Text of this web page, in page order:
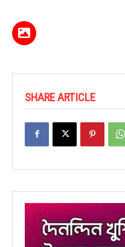
SHARE ARTICLE